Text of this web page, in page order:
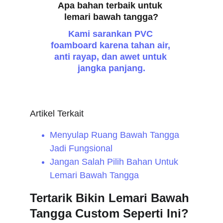
Apa bahan terbaik untuk
lemari bawah tangga?
Kami sarankan PVC
foamboard karena tahan air,
anti rayap, dan awet untuk
jangka panjang.
Artikel Terkait
Menyulap Ruang Bawah Tangga
Jadi Fungsional
Jangan Salah Pilih Bahan Untuk
Lemari Bawah Tangga
Tertarik Bikin Lemari Bawah
Tangga Custom Seperti Ini?